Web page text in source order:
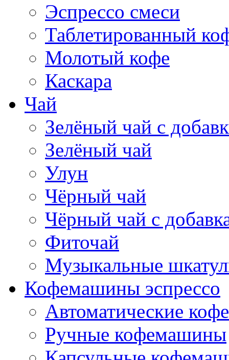
Эспрессо смеси
Таблетированный
Молотый кофе
Каскара
Чай
Зелёный чай с
Зелёный чай
Улун
Чёрный чай
Чёрный чай с
Фиточай
Музыкальные
Кофемашины эспрессо
Автоматические
Ручные кофемашины